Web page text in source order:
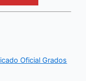
Oficial Grados